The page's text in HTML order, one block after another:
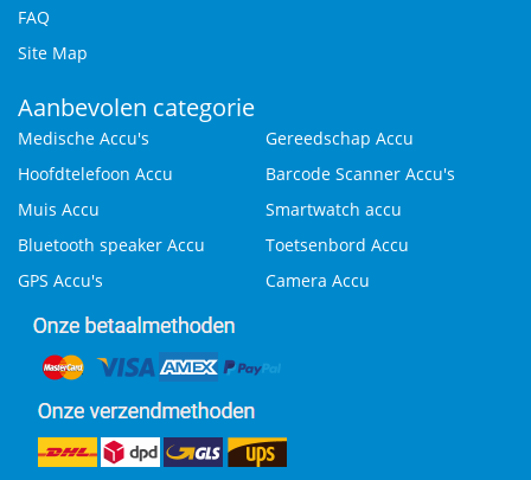
FAQ
Site Map
Aanbevolen categorie
Medische Accu's
Gereedschap Accu
Hoofdtelefoon Accu
Barcode Scanner Accu's
Muis Accu
Smartwatch accu
Bluetooth speaker Accu
Toetsenbord Accu
GPS Accu's
Camera Accu